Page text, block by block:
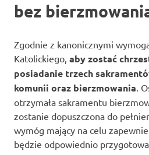
bez
Zgodnie z kanonicznymi
Katolickiego, aby zostać
posiadanie trzech
komunii oraz bierzmowania.
otrzymała sakramentu
zostanie dopuszczona do
wymóg mający na celu
będzie odpowiednio